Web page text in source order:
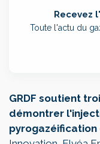
Recevez
Toute l'actu du
GRDF soutient
démontrer
pyrogazéification